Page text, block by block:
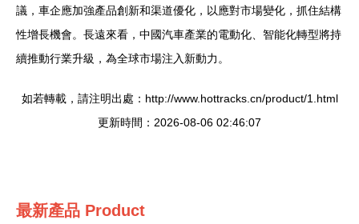
議，車企應加強產品創新和渠道優化，以應對市場變化，抓住結構
性增長機會。長遠來看，中國汽車產業的電動化、智能化轉型將持
續推動行業升級，為全球市場注入新動力。
如若轉載，請注明出處：http://www.hottracks.cn/product/1.html
更新時間：2026-08-06 02:46:07
最新產品 Product